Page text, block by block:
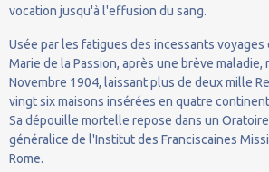
vocation jusqu'à l'effusion du sang.
Usée par les fatigues des incessants
Marie de la Passion, après une brève maladie,
Novembre 1904, laissant plus de deux mille
vingt six maisons insérées en quatre
Sa dépouille mortelle repose dans un
généralice de l'Institut des Franciscaines
Rome.